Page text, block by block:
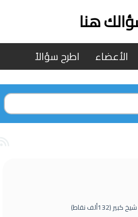
الأعضاء اطرح سؤالاً
شيخ كبير(132ألف
نقاط)